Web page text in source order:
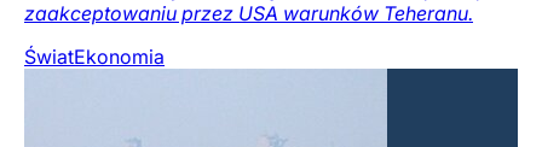
zaakceptowaniu przez USA warunków Teheranu.
ŚwiatEkonomia